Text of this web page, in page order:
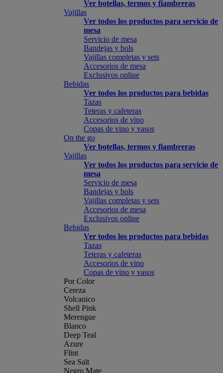
Ver botellas, termos y fiambreras
Vajillas
Ver todos los productos para servicio de
mesa
Servicio de mesa
Bandejas y bols
Vajillas completas y sets
Accesorios de mesa
Exclusivos online
Bebidas
Ver todos los productos para bebidas
Tazas
Teteras y cafeteras
Accesorios de vino
Copas de vino y vasos
On the go
Ver botellas, termos y fiambreras
Vajillas
Ver todos los productos para servicio de
mesa
Servicio de mesa
Bandejas y bols
Vajillas completas y sets
Accesorios de mesa
Exclusivos online
Bebidas
Ver todos los productos para bebidas
Tazas
Teteras y cafeteras
Accesorios de vino
Copas de vino y vasos
Por Color
Cereza
Volcanico
Shell Pink
Merengue
Blanco
Deep Teal
Azure
Flint
Sea Salt
Negro Mate